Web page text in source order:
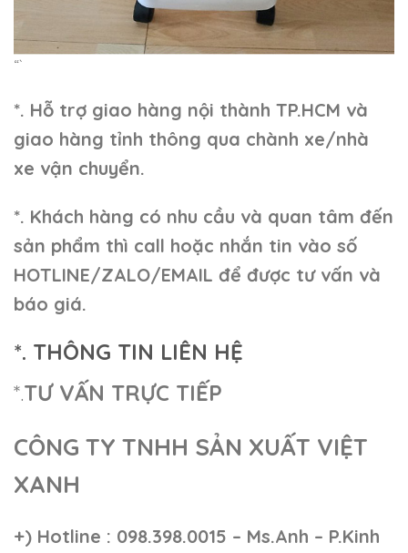
“`
*. Hỗ trợ giao hàng nội thành TP.HCM và
giao hàng tỉnh thông qua chành xe/nhà
xe vận chuyển.
*. Khách hàng có nhu cầu và quan tâm đến
sản phẩm thì call hoặc nhắn tin vào số
HOTLINE/ZALO/EMAIL để được tư vấn và
báo giá.
*. THÔNG TIN LIÊN HỆ
*.TƯ VẤN TRỰC TIẾP
CÔNG TY TNHH SẢN XUẤT VIỆT
XANH
+) Hotline : 098.398.0015 – Ms.Anh – P.Kinh